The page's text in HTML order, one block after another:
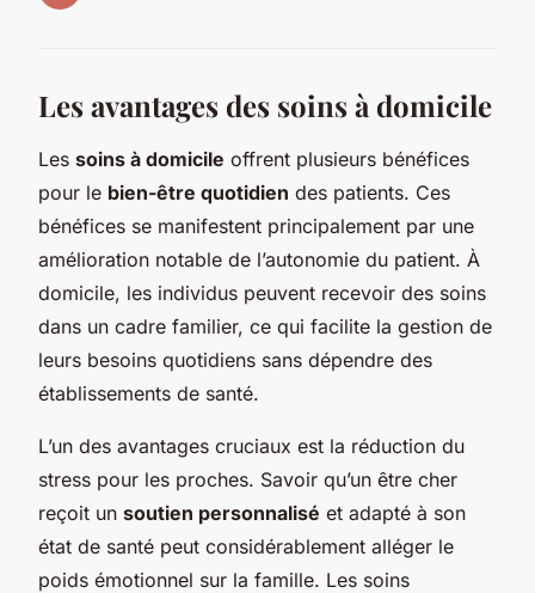
Les avantages des soins à domicile
Les soins à domicile offrent plusieurs bénéfices
pour le bien-être quotidien des patients. Ces
bénéfices se manifestent principalement par une
amélioration notable de l’autonomie du patient. À
domicile, les individus peuvent recevoir des soins
dans un cadre familier, ce qui facilite la gestion de
leurs besoins quotidiens sans dépendre des
établissements de santé.
L’un des avantages cruciaux est la réduction du
stress pour les proches. Savoir qu’un être cher
reçoit un soutien personnalisé et adapté à son
état de santé peut considérablement alléger le
poids émotionnel sur la famille. Les soins